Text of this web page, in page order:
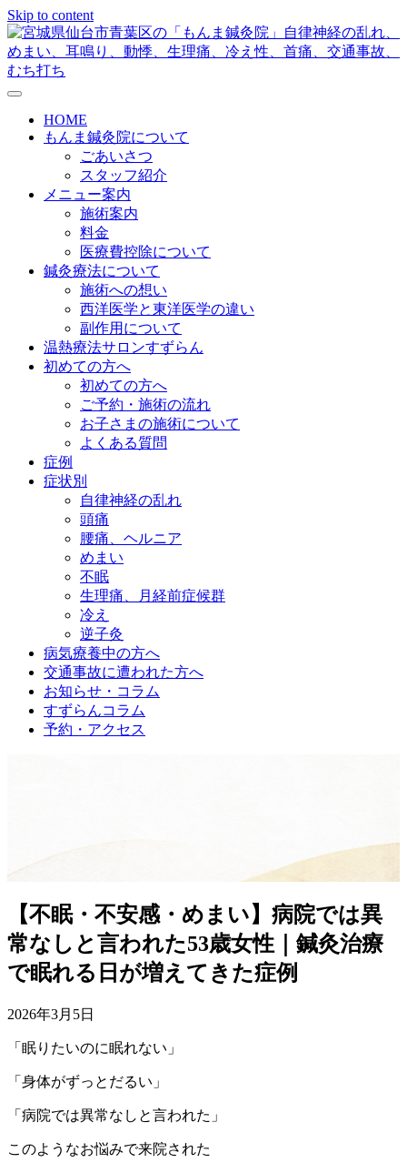
Skip to content
HOME
もんま鍼灸院について
ごあいさつ
スタッフ紹介
メニュー案内
施術案内
料金
医療費控除について
鍼灸療法について
施術への想い
西洋医学と東洋医学の違い
副作用について
温熱療法サロンすずらん
初めての方へ
初めての方へ
ご予約・施術の流れ
お子さまの施術について
よくある質問
症例
症状別
自律神経の乱れ
頭痛
腰痛、ヘルニア
めまい
不眠
生理痛、月経前症候群
冷え
逆子灸
病気療養中の方へ
交通事故に遭われた方へ
お知らせ・コラム
すずらんコラム
予約・アクセス
【不眠・不安感・めまい】病院では異
常なしと言われた53歳女性｜鍼灸治療
で眠れる日が増えてきた症例
2026年3月5日
「眠りたいのに眠れない」
「身体がずっとだるい」
「病院では異常なしと言われた」
このようなお悩みで来院された